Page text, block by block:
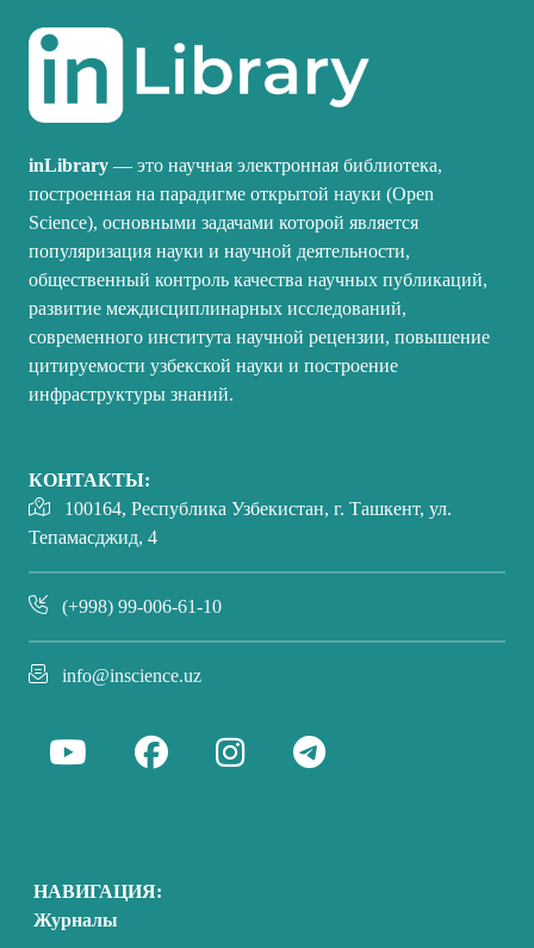
inLibrary — это научная электронная библиотека,
построенная на парадигме открытой науки (Open
Science), основными задачами которой является
популяризация науки и научной деятельности,
общественный контроль качества научных публикаций,
развитие междисциплинарных исследований,
современного института научной рецензии, повышение
цитируемости узбекской науки и построение
инфраструктуры знаний.
КОНТАКТЫ:
100164, Республика Узбекистан, г. Ташкент, ул.
Тепамасджид, 4
(+998) 99-006-61-10
info@inscience.uz
НАВИГАЦИЯ:
Журналы